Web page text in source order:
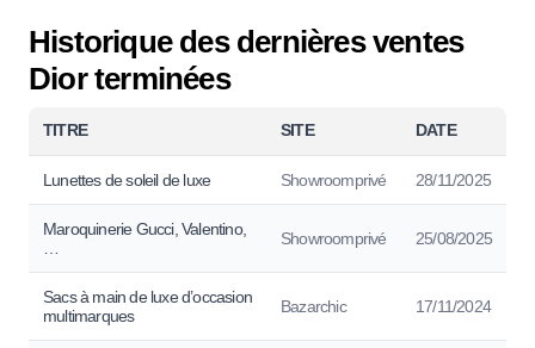
Historique des dernières ventes
Dior terminées
TITRE SITE DATE
Lunettes de soleil de luxe Showroomprivé 28/11/2025
Maroquinerie Gucci, Valentino,
Showroomprivé 25/08/2025
Sacs à main de luxe d’occasion
multimarques
Bazarchic 17/11/2024